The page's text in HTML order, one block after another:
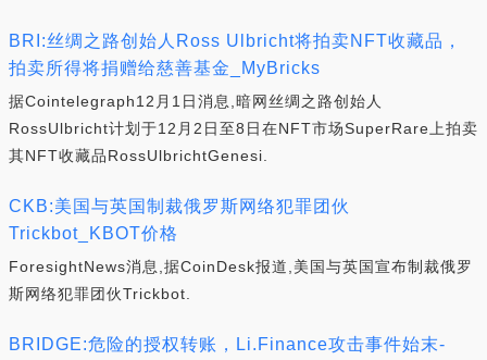
BRI:丝绸之路创始人Ross Ulbricht将拍卖NFT收藏品，
拍卖所得将捐赠给慈善基金_MyBricks
据Cointelegraph12月1日消息,暗网丝绸之路创始人
RossUlbricht计划于12月2日至8日在NFT市场SuperRare上拍卖
其NFT收藏品RossUlbrichtGenesi.
CKB:美国与英国制裁俄罗斯网络犯罪团伙
Trickbot_KBOT价格
ForesightNews消息,据CoinDesk报道,美国与英国宣布制裁俄罗
斯网络犯罪团伙Trickbot.
BRIDGE:危险的授权转账，Li.Finance攻击事件始末-